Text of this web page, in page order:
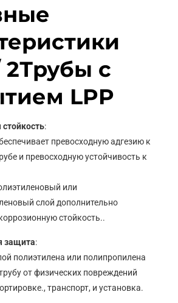
2Трубы с
LPP
:
превосходную адгезию к
и превосходную устойчивость к
или
слой дополнительно
стойкость..
защита:
полиэтилена или полипропилена
от физических повреждений
транспорт, и установка.